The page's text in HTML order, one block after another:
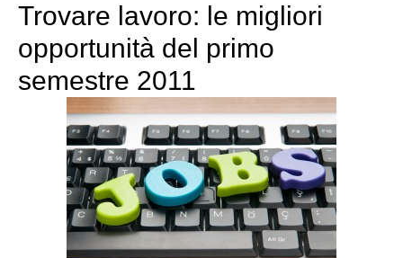
Trovare lavoro: le migliori
opportunità del primo
semestre 2011